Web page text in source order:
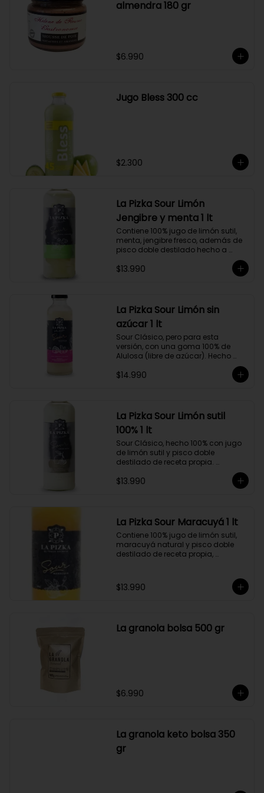
almendra 180 gr
$6.990
Jugo Bless 300 cc
$2.300
La Pizka Sour Limón
Jengibre y menta 1 lt
Contiene 100% jugo de limón sutil,
menta, jengibre fresco, además de
pisco doble destilado hecho a
Alejandría, Amarilla, Rosada y
$13.990
La Pizka Sour Limón sin
azúcar 1 lt
Sour Clásico, pero para esta
versión, con una goma 100% de
Alulosa (libre de azúcar). Hecho
100% con jugo de limón sutil y pisco
doble destilado de receta propia
hecho a partir de uva Moscatel de
corazón del Valle del Elqui.
$14.990
La Pizka Sour Limón sutil
100% 1 lt
Sour Clásico, hecho 100% con jugo
de limón sutil y pisco doble
destilado de receta propia.
Elaborado en el corazón del Valle
del Elqui, hecho a partir de uva
$13.990
La Pizka Sour Maracuyá 1 lt
Contiene 100% jugo de limón sutil,
maracuyá natural y pisco doble
destilado de receta propia,
Características:
duración es de 12 meses a partir de
$13.990
La granola bolsa 500 gr
$6.990
La granola keto bolsa 350
gr